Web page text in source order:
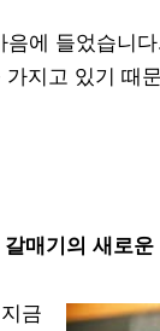
에 들었습니
지고 있기 때
갈매기의 새로운
금